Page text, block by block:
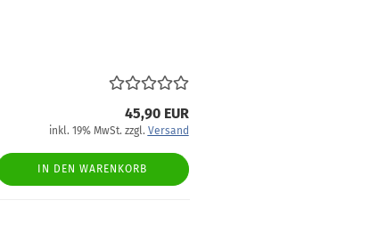
45,90 EUR
inkl. 19% MwSt. zzgl. Versand
IN DEN WARENKORB